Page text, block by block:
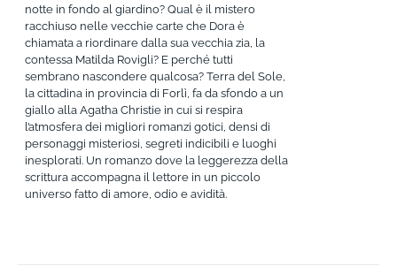
notte in fondo al giardino? Qual è il mistero
racchiuso nelle vecchie carte che Dora è
chiamata a riordinare dalla sua vecchia zia, la
contessa Matilda Rovigli? E perché tutti
sembrano nascondere qualcosa? Terra del Sole,
la cittadina in provincia di Forlì, fa da sfondo a un
giallo alla Agatha Christie in cui si respira
l’atmosfera dei migliori romanzi gotici, densi di
personaggi misteriosi, segreti indicibili e luoghi
inesplorati. Un romanzo dove la leggerezza della
scrittura accompagna il lettore in un piccolo
universo fatto di amore, odio e avidità.